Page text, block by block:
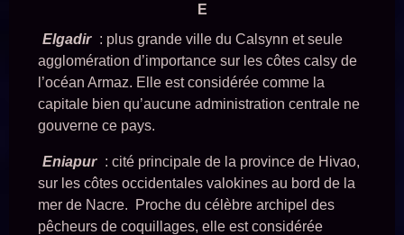
E
Elgadir
: plus grande ville du Calsynn et seule
agglomération d’importance sur les côtes calsy de
l’océan Armaz. Elle est considérée comme la
capitale bien qu’aucune administration centrale ne
gouverne ce pays.
Eniapur
: cité principale de la province de Hivao,
sur les côtes occidentales valokines au bord de la
mer de Nacre. Proche du célèbre archipel des
pêcheurs de coquillages, elle est considérée